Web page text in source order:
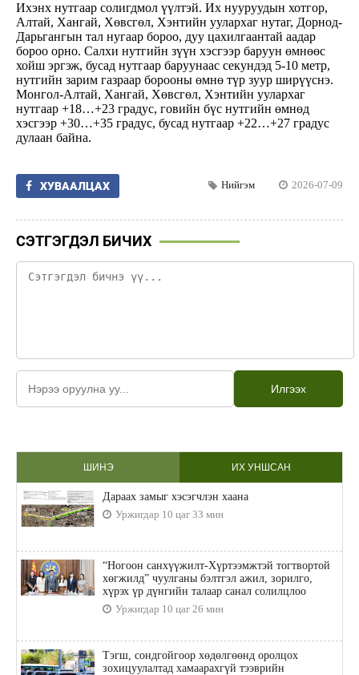
Ихэнх нутгаар солигдмол үүлтэй. Их нууруудын хотгор,
Алтай, Хангай, Хөвсгөл, Хэнтийн уулархаг нутаг, Дорнод-
Дарьгангын тал нугаар бороо, дуу цахилгаантай аадар
бороо орно. Салхи нутгийн зүүн хэсгээр баруун өмнөөс
хойш эргэж, бусад нутгаар баруунаас секундэд 5-10 метр,
нутгийн зарим газраар борооны өмнө түр зуур ширүүснэ.
Монгол-Алтай, Хангай, Хөвсгөл, Хэнтийн уулархаг
нутгаар +18…+23 градус, говийн бүс нутгийн өмнөд
хэсгээр +30…+35 градус, бусад нутгаар +22…+27 градус
дулаан байна.
ХУВААЛЦАХ Нийгэм 2026-07-09
СЭТГЭГДЭЛ БИЧИХ
Илгээх
ШИНЭ ИХ УНШСАН
Дараах замыг хэсэгчлэн хаана
Уржигдар 10 цаг 33 мин
“Ногоон санхүүжилт-Хүртээмжтэй тогтвортой
хөгжилд” чуулганы бэлтгэл ажил, зорилго,
хүрэх үр дүнгийн талаар санал солилцлоо
Уржигдар 10 цаг 26 мин
Тэгш, сондгойгоор хөдөлгөөнд оролцох
зохицуулалтад хамаарахгүй тээврийн